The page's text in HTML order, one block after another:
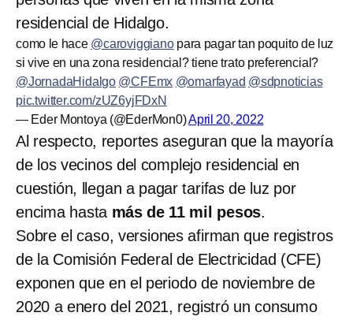
residencial de Hidalgo.
como le hace @caroviggianopara pagar tan poquito de luz
si vive en una zona residencial? tiene trato preferencial?
@JornadaHidalgo @CFEmx @omarfayad @sdpnoticias
pic.twitter.com/zUZ6yjFDxN
— Eder Montoya (@EderMon0)April 20, 2022
Al respecto, reportes aseguran que la mayoría
de los vecinos del complejo residencial en
cuestión, llegan a pagar tarifas de luz por
encima hasta más de 11 mil pesos.
Sobre el caso, versiones afirman que registros
de la Comisión Federal de Electricidad (CFE)
exponen que en el periodo de noviembre de
2020 a enero del 2021, registró un consumo